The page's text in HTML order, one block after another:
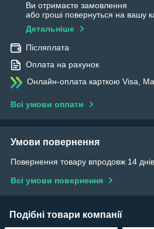
Ви отримаєте замовлення
або гроші повернуться на вашу
Детальніше
Післяплата
Оплата на рахунок
Онлайн-оплата карткою Visa,
Всі умови оплати
Умови повернення
Повернення товару впродовж 14
Всі умови повернення
Подібні товари компанії